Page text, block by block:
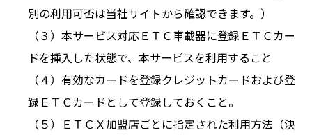
別の利用可否は当社サイトから確認できます。）
（３）本サービス対応ＥＴＣ車載器に登録ＥＴＣカー
ドを挿入した状態で、本サービスを利用すること
（４）有効なカードを登録クレジットカードおよび登
録ＥＴＣカードとして登録しておくこと。
（５）ＥＴＣＸ加盟店ごとに指定された利用方法（決